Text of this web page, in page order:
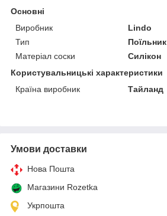
Основні
Виробник
Lindo
Тип
Поїльник
Матеріал соски
Силікон
Користувальницькі характеристики
Країна виробник
Тайланд
Умови доставки
Нова Пошта
Магазини Rozetka
Укрпошта